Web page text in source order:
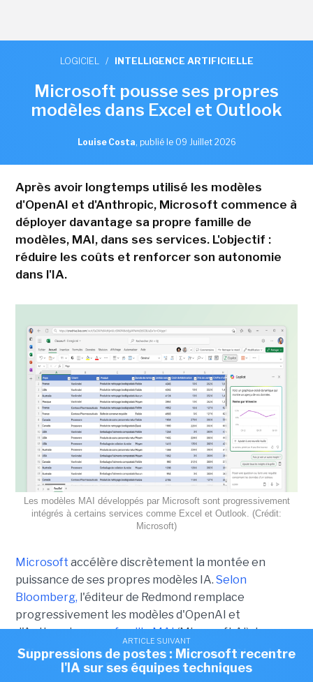
ARTICLE SUIVANT
Microsoft pousse ses propres modèles dans
Excel et Outlook
LOGICIEL / INTELLIGENCE ARTIFICIELLE
Microsoft pousse ses propres
modèles dans Excel et Outlook
Louise Costa, publié le 09 Juillet 2026
Après avoir longtemps utilisé les modèles
d'OpenAI et d'Anthropic, Microsoft commence à
déployer davantage sa propre famille de
modèles, MAI, dans ses services. L'objectif :
réduire les coûts et renforcer son autonomie
dans l'IA.
Les modèles MAI développés par Microsoft sont progressivement
intégrés à certains services comme Excel et Outlook. (Crédit:
Microsoft)
Microsoft accélère discrètement la montée en
puissance de ses propres modèles IA. Selon
Bloomberg, l'éditeur de Redmond remplace
progressivement les modèles d'OpenAI et
d'Anthropic parsa famille MAI(Microsoft AI) dans
certains services, notamment Excel et Outlook. Des
dizaines de milliers de requêtes hebdomadaires
ARTICLE SUIVANT
Suppressions de postes : Microsoft recentre
l'IA sur ses équipes techniques